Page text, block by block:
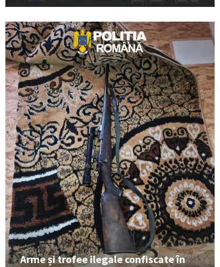
Arme și trofee ilegale confiscate în